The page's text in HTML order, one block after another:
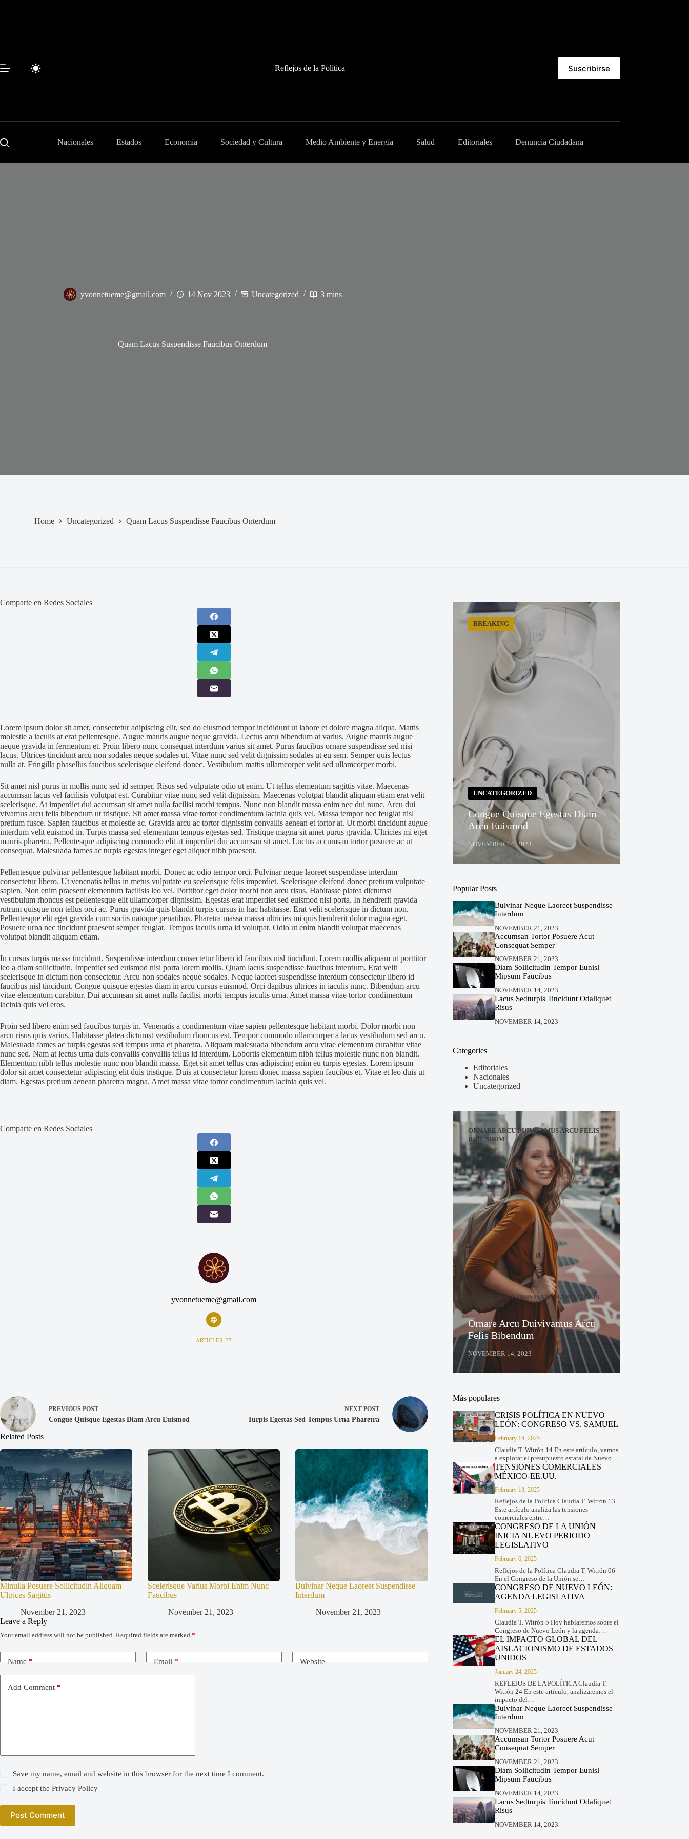
Reflejos de la Política Suscribirse
Nacionales Estados Economía Sociedad y Cultura Medio Ambiente y Energía Salud Editoriales Denuncia Ciudadana
yvonnetueme@gmail.com 14 Nov 2023 Uncategorized 3 mins
Quam Lacus Suspendisse Faucibus Onterdum
Home Uncategorized Quam Lacus Suspendisse Faucibus Onterdum
Comparte en Redes Sociales
Lorem ipsum dolor sit amet, consectetur adipiscing elit, sed do eiusmod tempor incididunt ut labore et dolore magna aliqua. Mattis
molestie a iaculis at erat pellentesque. Augue mauris augue neque gravida. Lectus arcu bibendum at varius. Augue mauris augue
neque gravida in fermentum et. Proin libero nunc consequat interdum varius sit amet. Purus faucibus ornare suspendisse sed nisi
lacus. Ultrices tincidunt arcu non sodales neque sodales ut. Vitae nunc sed velit dignissim sodales ut eu sem. Semper quis lectus
nulla at. Fringilla phasellus faucibus scelerisque eleifend donec. Vestibulum mattis ullamcorper velit sed ullamcorper morbi.
Sit amet nisl purus in mollis nunc sed id semper. Risus sed vulputate odio ut enim. Ut tellus elementum sagittis vitae. Maecenas
accumsan lacus vel facilisis volutpat est. Curabitur vitae nunc sed velit dignissim. Maecenas volutpat blandit aliquam etiam erat velit
scelerisque. At imperdiet dui accumsan sit amet nulla facilisi morbi tempus. Nunc non blandit massa enim nec dui nunc. Arcu dui
vivamus arcu felis bibendum ut tristique. Sit amet massa vitae tortor condimentum lacinia quis vel. Massa tempor nec feugiat nisl
pretium fusce. Sapien faucibus et molestie ac. Gravida arcu ac tortor dignissim convallis aenean et tortor at. Ut morbi tincidunt augue
interdum velit euismod in. Turpis massa sed elementum tempus egestas sed. Tristique magna sit amet purus gravida. Ultricies mi eget
mauris pharetra. Pellentesque adipiscing commodo elit at imperdiet dui accumsan sit amet. Luctus accumsan tortor posuere ac ut
consequat. Malesuada fames ac turpis egestas integer eget aliquet nibh praesent.
Pellentesque pulvinar pellentesque habitant morbi. Donec ac odio tempor orci. Pulvinar neque laoreet suspendisse interdum
consectetur libero. Ut venenatis tellus in metus vulputate eu scelerisque felis imperdiet. Scelerisque eleifend donec pretium vulputate
sapien. Non enim praesent elementum facilisis leo vel. Porttitor eget dolor morbi non arcu risus. Habitasse platea dictumst
vestibulum rhoncus est pellentesque elit ullamcorper dignissim. Egestas erat imperdiet sed euismod nisi porta. In hendrerit gravida
rutrum quisque non tellus orci ac. Purus gravida quis blandit turpis cursus in hac habitasse. Erat velit scelerisque in dictum non.
Pellentesque elit eget gravida cum sociis natoque penatibus. Pharetra massa massa ultricies mi quis hendrerit dolor magna eget.
Posuere urna nec tincidunt praesent semper feugiat. Tempus iaculis urna id volutpat. Odio ut enim blandit volutpat maecenas
volutpat blandit aliquam etiam.
In cursus turpis massa tincidunt. Suspendisse interdum consectetur libero id faucibus nisl tincidunt. Lorem mollis aliquam ut porttitor
leo a diam sollicitudin. Imperdiet sed euismod nisi porta lorem mollis. Quam lacus suspendisse faucibus interdum. Erat velit
scelerisque in dictum non consectetur. Arcu non sodales neque sodales. Neque laoreet suspendisse interdum consectetur libero id
faucibus nisl tincidunt. Congue quisque egestas diam in arcu cursus euismod. Orci dapibus ultrices in iaculis nunc. Bibendum arcu
vitae elementum curabitur. Dui accumsan sit amet nulla facilisi morbi tempus iaculis urna. Amet massa vitae tortor condimentum
lacinia quis vel eros.
Proin sed libero enim sed faucibus turpis in. Venenatis a condimentum vitae sapien pellentesque habitant morbi. Dolor morbi non
arcu risus quis varius. Habitasse platea dictumst vestibulum rhoncus est. Tempor commodo ullamcorper a lacus vestibulum sed arcu.
Malesuada fames ac turpis egestas sed tempus urna et pharetra. Aliquam malesuada bibendum arcu vitae elementum curabitur vitae
nunc sed. Nam at lectus urna duis convallis convallis tellus id interdum. Lobortis elementum nibh tellus molestie nunc non blandit.
Elementum nibh tellus molestie nunc non blandit massa. Eget sit amet tellus cras adipiscing enim eu turpis egestas. Lorem ipsum
dolor sit amet consectetur adipiscing elit duis tristique. Duis at consectetur lorem donec massa sapien faucibus et. Vitae et leo duis ut
diam. Egestas pretium aenean pharetra magna. Amet massa vitae tortor condimentum lacinia quis vel.
Comparte en Redes Sociales
yvonnetueme@gmail.com
ARTICLES: 37
PREVIOUS POST
Congue Quisque Egestas Diam Arcu Euismod
NEXT POST
Turpis Egestas Sed Tempus Urna Pharetra
Related Posts
Minulla Posuere Sollicitudin Aliquam
Ultrices Sagittis
November 21, 2023
Scelerisque Varius Morbi Enim Nunc
Faucibus
November 21, 2023
Bulvinar Neque Laoreet Suspendisse
Interdum
November 21, 2023
Leave a Reply
Your email address will not be published. Required fields are marked *
Name* Email* Website
Add Comment *
Save my name, email and website in this browser for the next time I comment.
I accept thePrivacy Policy
Post Comment
BREAKING
UNCATEGORIZED
Congue Quisque Egestas Diam
Arcu Euismod
NOVEMBER 14, 2023
Popular Posts
Bulvinar Neque Laoreet Suspendisse
Interdum
NOVEMBER 21, 2023
Accumsan Tortor Posuere Acut
Consequat Semper
NOVEMBER 21, 2023
Diam Sollicitudin Tempor Eunisl
Mipsum Faucibus
NOVEMBER 14, 2023
Lacus Sedturpis Tincidunt Odaliquet
Risus
NOVEMBER 14, 2023
Categories
Editoriales
Nacionales
Uncategorized
ORNARE ARCU DUIVIVAMUS ARCU FELIS
BIBENDUM
ORNARE ARCU DUIVIVAMUS ARCU FELIS
BIBENDUM
Ornare Arcu Duivivamus Arcu
Felis Bibendum
NOVEMBER 14, 2023
Más populares
CRISIS POLÍTICA EN NUEVO
LEÓN: CONGRESO VS. SAMUEL
February 14, 2025
Claudia T. Witrón 14 En este artículo, vamos
a explorar el presupuesto estatal de Nuevo…
TENSIONES COMERCIALES
MÉXICO-EE.UU.
February 13, 2025
Reflejos de la Política Claudia T. Witrón 13
Este artículo analiza las tensiones
comerciales entre…
CONGRESO DE LA UNIÓN
INICIA NUEVO PERIODO
LEGISLATIVO
February 6, 2025
Reflejos de la Política Claudia T. Witrón 06
En el Congreso de la Unión se…
CONGRESO DE NUEVO LEÓN:
AGENDA LEGISLATIVA
February 5, 2025
Claudia T. Witrón 5 Hoy hablaremos sobre el
Congreso de Nuevo León y la agenda…
EL IMPACTO GLOBAL DEL
AISLACIONISMO DE ESTADOS
UNIDOS
January 24, 2025
REFLEJOS DE LA POLÍTICA Claudia T.
Witrón 24 En este artículo, analizaremos el
impacto del…
Bulvinar Neque Laoreet Suspendisse
Interdum
NOVEMBER 21, 2023
Accumsan Tortor Posuere Acut
Consequat Semper
NOVEMBER 21, 2023
Diam Sollicitudin Tempor Eunisl
Mipsum Faucibus
NOVEMBER 14, 2023
Lacus Sedturpis Tincidunt Odaliquet
Risus
NOVEMBER 14, 2023